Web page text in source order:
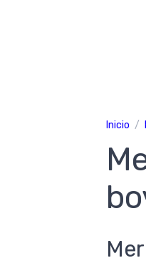
Inicio